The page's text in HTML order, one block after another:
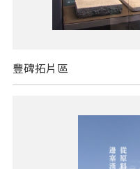
豐碑拓片區